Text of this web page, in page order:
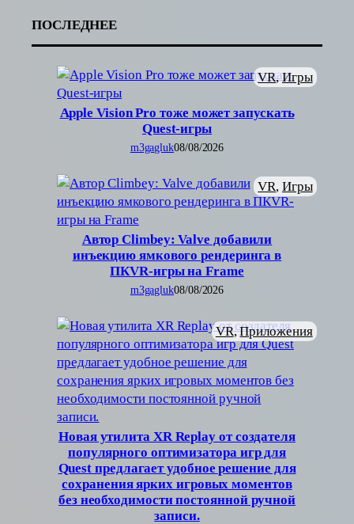
ПОСЛЕДНЕЕ
Apple Vision Pro тоже может запускать
Quest-игры
VR, Игры
m3gagluk08/08/2026
Автор Climbey: Valve добавили
инъекцию ямкового рендеринга в
ПКVR-игры на Frame
VR, Игры
m3gagluk08/08/2026
Новая утилита XR Replay от создателя
популярного оптимизатора игр для
Quest предлагает удобное решение для
сохранения ярких игровых моментов
без необходимости постоянной ручной
записи.
VR, Приложения